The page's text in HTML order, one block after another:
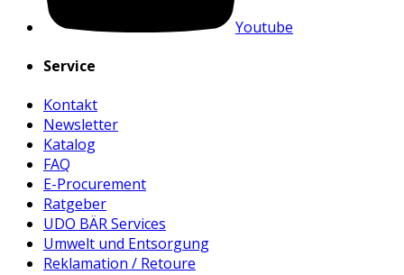
Youtube
Service
Kontakt
Newsletter
Katalog
FAQ
E-Procurement
Ratgeber
UDO BÄR Services
Umwelt und Entsorgung
Reklamation / Retoure